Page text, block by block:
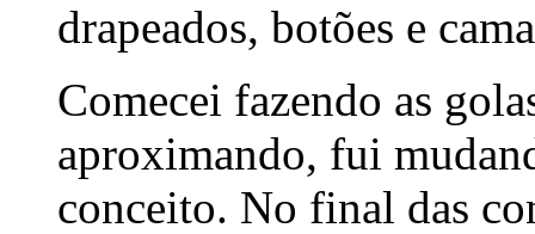
drapeados, botões e
Comecei fazendo as
aproximando, fui
conceito. No final das